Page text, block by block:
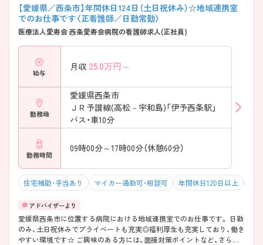
【愛媛県／西条市】年間休日124日（土日祝休み）☆地域連携室
でのお仕事です〈正看護師／日勤常勤〉
医療法人愛寿会 西条愛寿会病院の看護師求人(正社員)
給与
月収 25.0万円～
勤務地
愛媛県西条市
ＪＲ予讃線(高松－宇和島)「伊予西条駅」
バス・車10分
勤務時間
09時00分～17時00分（休憩60分）
住宅補助・手当あり マイカー通勤可・相談可 年間休日120日以上
愛媛県西条市に位置する病院における地域連携室でのお仕事です。 日勤
のみ、土日祝休みでプライベートも充実◎福利厚生も充実しており、働き
やすい環境です☆ ご興味のある方には、面接対策ポイントなど、さらに